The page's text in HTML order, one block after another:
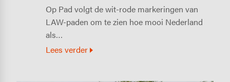
Op Pad volgt de wit-rode markeringen van
LAW-paden om te zien hoe mooi Nederland
als…
Lees verder